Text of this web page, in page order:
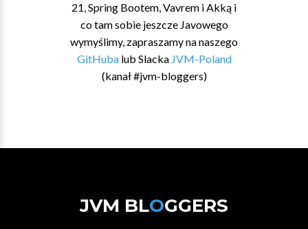
21, Spring Bootem, Vavrem i Akką i
co tam sobie jeszcze Javowego
wymyślimy, zapraszamy na naszego
GitHubalub Slacka JVM-Poland
(kanał #jvm-bloggers)
JVM BLOGGERS